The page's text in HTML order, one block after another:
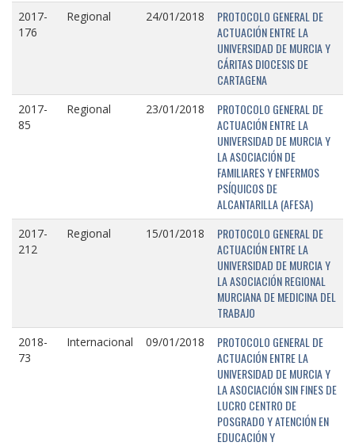
2017-
176
Regional 24/01/2018
PROTOCOLO GENERAL DE
ACTUACIÓN ENTRE LA
UNIVERSIDAD DE MURCIA Y
CÁRITAS DIOCESIS DE
CARTAGENA
2017-
85
Regional 23/01/2018
PROTOCOLO GENERAL DE
ACTUACIÓN ENTRE LA
UNIVERSIDAD DE MURCIA Y
LA ASOCIACIÓN DE
FAMILIARES Y ENFERMOS
PSÍQUICOS DE
ALCANTARILLA (AFESA)
2017-
212
Regional 15/01/2018
PROTOCOLO GENERAL DE
ACTUACIÓN ENTRE LA
UNIVERSIDAD DE MURCIA Y
LA ASOCIACIÓN REGIONAL
MURCIANA DE MEDICINA DEL
TRABAJO
2018-
73
Internacional 09/01/2018
PROTOCOLO GENERAL DE
ACTUACIÓN ENTRE LA
UNIVERSIDAD DE MURCIA Y
LA ASOCIACIÓN SIN FINES DE
LUCRO CENTRO DE
POSGRADO Y ATENCIÓN EN
EDUCACIÓN Y